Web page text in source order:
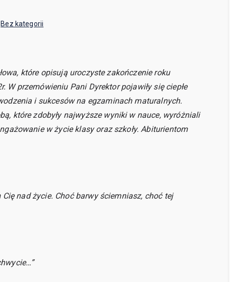
Bez kategorii
które opisują uroczyste zakończenie roku
W przemówieniu Pani Dyrektor pojawiły się ciepłe
i sukcesów na egzaminach maturalnych.
które zdobyły najwyższe wyniki w nauce, wyróżniali
w życie klasy oraz szkoły. Abiturientom
nad życie. Choć barwy ściemniasz, choć tej